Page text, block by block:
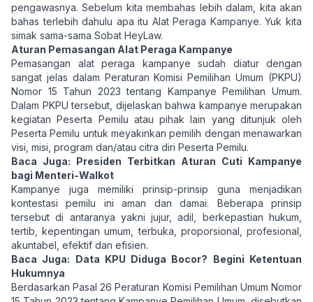
pengawasnya. Sebelum kita membahas lebih dalam, kita akan
bahas terlebih dahulu apa itu Alat Peraga Kampanye. Yuk kita
simak sama-sama Sobat HeyLaw.
Aturan Pemasangan Alat Peraga Kampanye
Pemasangan alat peraga kampanye sudah diatur dengan
sangat jelas dalam Peraturan Komisi Pemilihan Umum (PKPU)
Nomor 15 Tahun 2023 tentang Kampanye Pemilihan Umum.
Dalam PKPU tersebut, dijelaskan bahwa kampanye merupakan
kegiatan Peserta Pemilu atau pihak lain yang ditunjuk oleh
Peserta Pemilu untuk meyakinkan pemilih dengan menawarkan
visi, misi, program dan/atau citra diri Peserta Pemilu.
Baca Juga: Presiden Terbitkan Aturan Cuti Kampanye
bagi Menteri-Walkot
Kampanye juga memiliki prinsip-prinsip guna menjadikan
kontestasi pemilu ini aman dan damai. Beberapa prinsip
tersebut di antaranya yakni jujur, adil, berkepastian hukum,
tertib, kepentingan umum, terbuka, proporsional, profesional,
akuntabel, efektif dan efisien.
Baca Juga: Data KPU Diduga Bocor? Begini Ketentuan
Hukumnya
Berdasarkan Pasal 26Peraturan Komisi Pemilihan Umum Nomor